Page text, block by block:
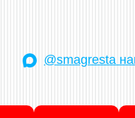
@smagresta